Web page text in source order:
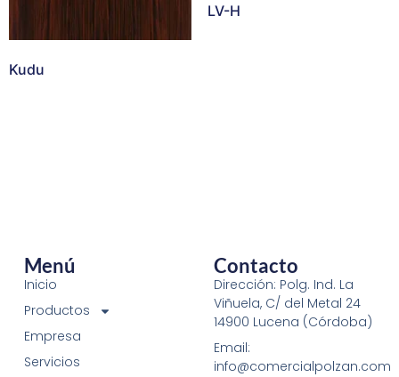
Kudu
LV-H
Menú
Inicio
Productos
Empresa
Servicios
Contacto
Dirección: Polg. Ind. La
Viñuela, C/ del Metal 24
14900 Lucena (Córdoba)
Email:
info@comercialpolzan.com